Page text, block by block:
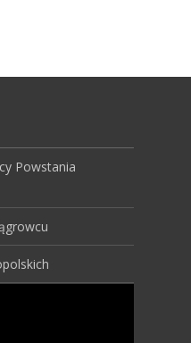
Powstania